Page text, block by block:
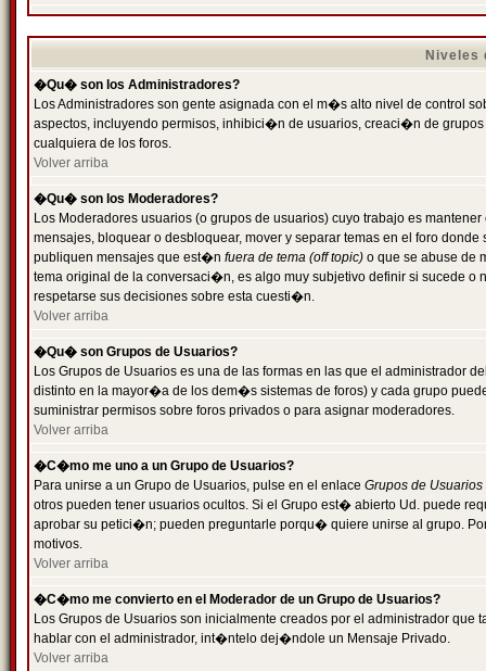
Niveles
�Qu� son los Administradores?
Los Administradores son gente asignada con el m�s alto nivel de control
aspectos, incluyendo permisos, inhibici�n de usuarios, creaci�n de
cualquiera de los foros.
Volver arriba
�Qu� son los Moderadores?
Los Moderadores usuarios (o grupos de usuarios) cuyo trabajo es
mensajes, bloquear o desbloquear, mover y separar temas en el foro
publiquen mensajes que est�n fuera de tema (off topic) o que se abuse de
tema original de la conversaci�n, es algo muy subjetivo definir si sucede
respetarse sus decisiones sobre esta cuesti�n.
Volver arriba
�Qu� son Grupos de Usuarios?
Los Grupos de Usuarios es una de las formas en las que el administrador
distinto en la mayor�a de los dem�s sistemas de foros) y cada grupo
suministrar permisos sobre foros privados o para asignar moderadores.
Volver arriba
�C�mo me uno a un Grupo de Usuarios?
Para unirse a un Grupo de Usuarios, pulse en el enlace Grupos de Usuarios
otros pueden tener usuarios ocultos. Si el Grupo est� abierto Ud. puede
aprobar su petici�n; pueden preguntarle porqu� quiere unirse al grupo.
motivos.
Volver arriba
�C�mo me convierto en el Moderador de un Grupo de Usuarios?
Los Grupos de Usuarios son inicialmente creados por el administrador
hablar con el administrador, int�ntelo dej�ndole un Mensaje Privado.
Volver arriba